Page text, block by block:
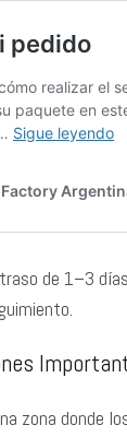
de 1–3
zona donde